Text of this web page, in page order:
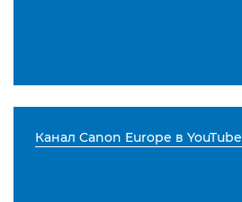
Канал Canon Europe в YouTube